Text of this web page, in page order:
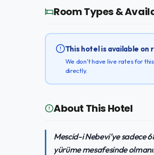
Room Types &
This hotel is available on
We don't have live rates for
directly.
About This Hotel
Mescid-i Nebevi’ye sadece
yürüme mesafesinde